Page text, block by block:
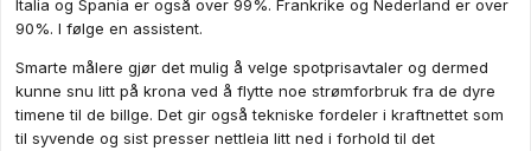
Italia og Spania er også over 99%. Frankrike og Nederland er over
90%. I følge en assistent.
Smarte målere gjør det mulig å velge spotprisavtaler og dermed
kunne snu litt på krona ved å flytte noe strømforbruk fra de dyre
timene til de billge. Det gir også tekniske fordeler i kraftnettet som
til syvende og sist presser nettleia litt ned i forhold til det